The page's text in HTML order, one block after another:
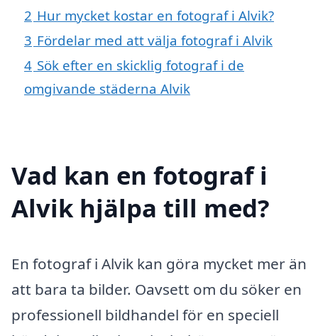
2 Hur mycket kostar en fotograf i Alvik?
3 Fördelar med att välja fotograf i Alvik
4 Sök efter en skicklig fotograf i de
omgivande städerna Alvik
Vad kan en fotograf i
Alvik hjälpa till med?
En fotograf i Alvik kan göra mycket mer än
att bara ta bilder. Oavsett om du söker en
professionell bildhandel för en speciell